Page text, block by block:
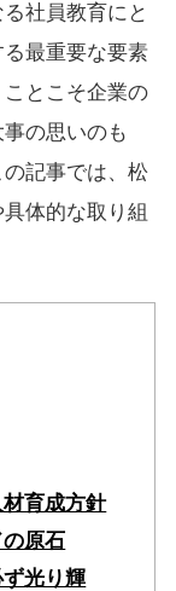
社員教育にと
最重要な要素
とこそ企業の
の思いのも
記事では、松
体的な取り組
育成方針
原石
ず光り輝